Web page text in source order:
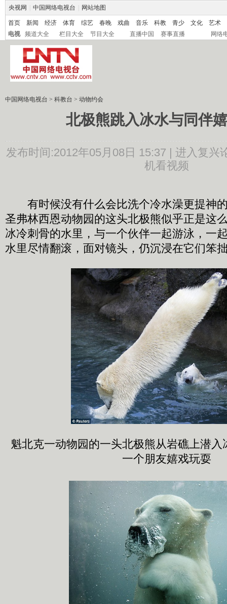
央视网 中国网络电视台 网站地图
首页 新闻 经济 体育 综艺 春晚 戏曲 音乐 科教 青少 文化
艺术
电视
频道大全 栏目大全 节目大全 直播中国 赛事直播 网络
中国网络电视台 > 科教台 > 动物约会
北极熊跳入冰水与同伴
发布时间:2012年05月08日 15:37 | 进入复兴
机看视频
有时候没有什么会比洗个冷水澡更提神
圣弗林西恩动物园的这头北极熊似乎正是这
冰冷刺骨的水里，与一个伙伴一起游泳，一
水里尽情翻滚，面对镜头，仍沉浸在它们笨
魁北克一动物园的一头北极熊从岩礁上潜
一个朋友嬉戏玩耍